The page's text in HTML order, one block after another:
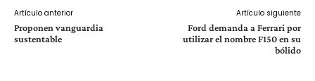
Artículo anterior
Proponen vanguardia
sustentable
Artículo siguiente
Ford demanda a Ferrari por
utilizar el nombre F150 en su
bólido